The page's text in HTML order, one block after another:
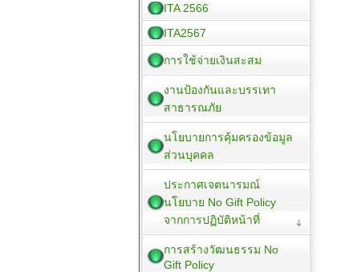
ITA 2566
ITA2567
การใช้จ่ายเงินสะสม
งานป้องกันและบรรเทา
สาธารณภัย
นโยบายการคุ้มครองข้อมูล
ส่วนบุคคล
ประกาศเจตนารมณ์
นโยบาย No Gift Policy
จากการปฏิบัติหน้าที่
การสร้างวัฒนธรรม No
Gift Policy